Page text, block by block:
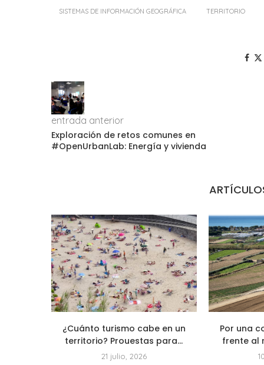
SISTEMAS DE INFORMACIÓN GEOGRÁFICA TERRITORIO
entrada anterior
Exploración de retos comunes en
#OpenUrbanLab: Energía y vivienda
¿Cuánto turismo cabe en un
territorio? Prouestas para...
21 julio, 2026
Por una
frente al